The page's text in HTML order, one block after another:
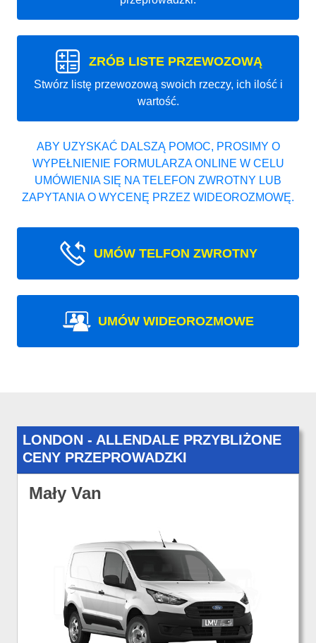
ZRÓB LISTE PRZEWOZOWĄ
Stwórz listę przewozową swoich rzeczy, ich ilość i
wartość.
ABY UZYSKAĆ DALSZĄ POMOC, PROSIMY O
WYPEŁNIENIE FORMULARZA ONLINE W CELU
UMÓWIENIA SIĘ NA TELEFON ZWROTNY LUB
ZAPYTANIA O WYCENĘ PRZEZ WIDEOROZMOWĘ.
UMÓW TELFON ZWROTNY
UMÓW WIDEOROZMOWE
LONDON - ALLENDALE PRZYBLIŻONE
CENY PRZEPROWADZKI
Mały Van